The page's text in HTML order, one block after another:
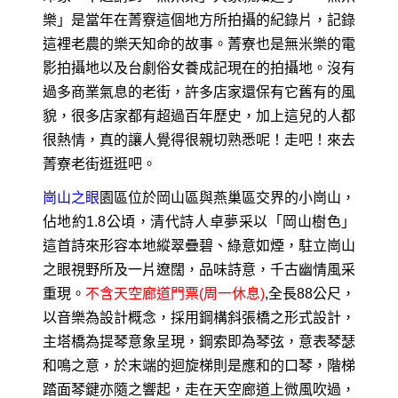
樂」是當年在菁竂這個地方所拍攝的紀錄片，記錄
這裡老農的樂天知命的故事。菁寮也是無米樂的電
影拍攝地以及台劇俗女養成記現在的拍攝地。沒有
過多商業氣息的老街，許多店家還保有它舊有的風
貌，很多店家都有超過百年歷史，加上這兒的人都
很熱情，真的讓人覺得很親切熟悉呢！走吧！來去
菁寮老街逛逛吧。
崗山之眼 園區位於岡山區與燕巢區交界的小崗山，
佔地約1.8公頃，清代詩人卓夢采以「岡山樹色」
這首詩來形容本地縱翠疊碧、綠意如煙，駐立崗山
之眼視野所及一片遼闊，品味詩意，千古幽情風采
重現。 不含天空廊道門票(周一休息),全長88公尺，
以音樂為設計概念，採用鋼構斜張橋之形式設計，
主塔橋為提琴意象呈現，鋼索即為琴弦，意表琴瑟
和鳴之意，於末端的迴旋梯則是應和的口琴，階梯
踏面琴鍵亦隨之響起，走在天空廊道上微風吹過，